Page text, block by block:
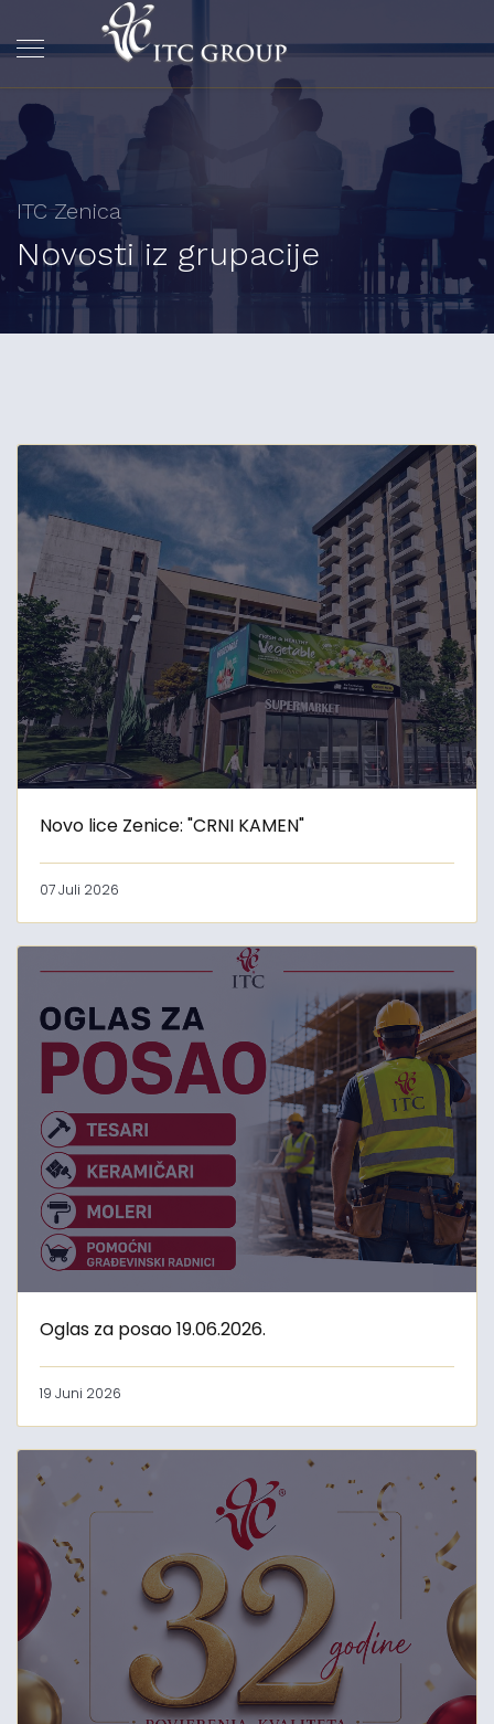
ITC Zenica
Novosti iz grupacije
Novo lice Zenice: "CRNI KAMEN"
07 Juli 2026
Oglas za posao 19.06.2026.
19 Juni 2026